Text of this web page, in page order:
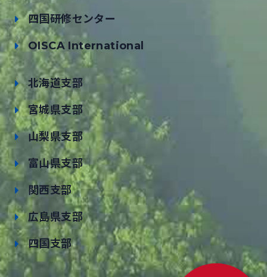
四国研修センター
OISCA International
北海道支部
宮城県支部
山梨県支部
富山県支部
関西支部
広島県支部
四国支部